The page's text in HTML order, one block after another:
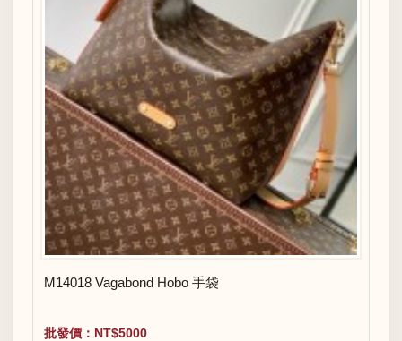
M14018 Vagabond Hobo 手袋
批發價：NT$5000